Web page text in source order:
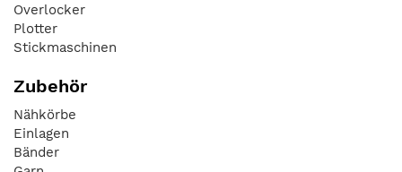
Overlocker
Plotter
Stickmaschinen
Zubehör
Nähkörbe
Einlagen
Bänder